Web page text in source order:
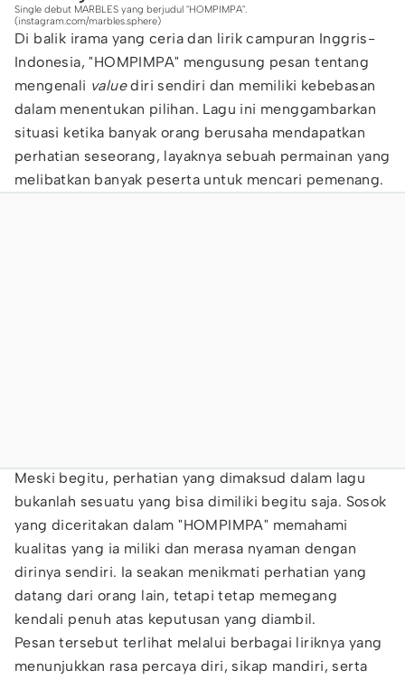
Single debut MARBLES yang berjudul "HOMPIMPA".
(instagram.com/marbles.sphere)
Di balik irama yang ceria dan lirik campuran Inggris-
Indonesia, "HOMPIMPA" mengusung pesan tentang
mengenali valuediri sendiri dan memiliki kebebasan
dalam menentukan pilihan. Lagu ini menggambarkan
situasi ketika banyak orang berusaha mendapatkan
perhatian seseorang, layaknya sebuah permainan yang
melibatkan banyak peserta untuk mencari pemenang.
Meski begitu, perhatian yang dimaksud dalam lagu
bukanlah sesuatu yang bisa dimiliki begitu saja. Sosok
yang diceritakan dalam "HOMPIMPA" memahami
kualitas yang ia miliki dan merasa nyaman dengan
dirinya sendiri. Ia seakan menikmati perhatian yang
datang dari orang lain, tetapi tetap memegang
kendali penuh atas keputusan yang diambil.
Pesan tersebut terlihat melalui berbagai liriknya yang
menunjukkan rasa percaya diri, sikap mandiri, serta